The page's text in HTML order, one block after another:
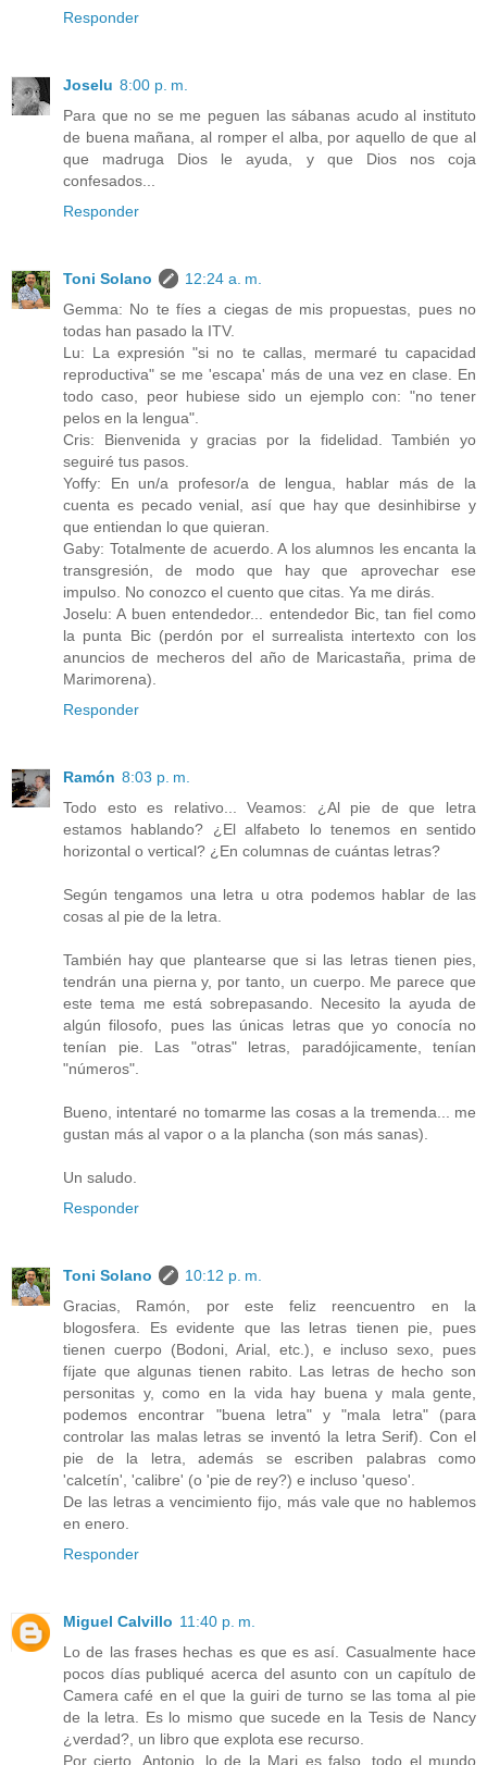
Responder
Joselu 8:00 p. m.
Para que no se me peguen las sábanas acudo al instituto
de buena mañana, al romper el alba, por aquello de que al
que madruga Dios le ayuda, y que Dios nos coja
confesados...
Responder
Toni Solano
12:24 a. m.
Gemma: No te fíes a ciegas de mis propuestas, pues no
todas han pasado la ITV.
Lu: La expresión "si no te callas, mermaré tu capacidad
reproductiva" se me 'escapa' más de una vez en clase. En
todo caso, peor hubiese sido un ejemplo con: "no tener
pelos en la lengua".
Cris: Bienvenida y gracias por la fidelidad. También yo
seguiré tus pasos.
Yoffy: En un/a profesor/a de lengua, hablar más de la
cuenta es pecado venial, así que hay que desinhibirse y
que entiendan lo que quieran.
Gaby: Totalmente de acuerdo. A los alumnos les encanta la
transgresión, de modo que hay que aprovechar ese
impulso. No conozco el cuento que citas. Ya me dirás.
Joselu: A buen entendedor... entendedor Bic, tan fiel como
la punta Bic (perdón por el surrealista intertexto con los
anuncios de mecheros del año de Maricastaña, prima de
Marimorena).
Responder
Ramón 8:03 p. m.
Todo esto es relativo... Veamos: ¿Al pie de que letra
estamos hablando? ¿El alfabeto lo tenemos en sentido
horizontal o vertical? ¿En columnas de cuántas letras?
Según tengamos una letra u otra podemos hablar de las
cosas al pie de la letra.
También hay que plantearse que si las letras tienen pies,
tendrán una pierna y, por tanto, un cuerpo. Me parece que
este tema me está sobrepasando. Necesito la ayuda de
algún filosofo, pues las únicas letras que yo conocía no
tenían pie. Las "otras" letras, paradójicamente, tenían
"números".
Bueno, intentaré no tomarme las cosas a la tremenda... me
gustan más al vapor o a la plancha (son más sanas).
Un saludo.
Responder
Toni Solano
10:12 p. m.
Gracias, Ramón, por este feliz reencuentro en la
blogosfera. Es evidente que las letras tienen pie, pues
tienen cuerpo (Bodoni, Arial, etc.), e incluso sexo, pues
fíjate que algunas tienen rabito. Las letras de hecho son
personitas y, como en la vida hay buena y mala gente,
podemos encontrar "buena letra" y "mala letra" (para
controlar las malas letras se inventó la letra Serif). Con el
pie de la letra, además se escriben palabras como
'calcetín', 'calibre' (o 'pie de rey?) e incluso 'queso'.
De las letras a vencimiento fijo, más vale que no hablemos
en enero.
Responder
Miguel Calvillo 11:40 p. m.
Lo de las frases hechas es que es así. Casualmente hace
pocos días publiqué acerca del asunto con un capítulo de
Camera café en el que la guiri de turno se las toma al pie
de la letra. Es lo mismo que sucede en la Tesis de Nancy
¿verdad?, un libro que explota ese recurso.
Por cierto, Antonio, lo de la Mari es falso, todo el mundo